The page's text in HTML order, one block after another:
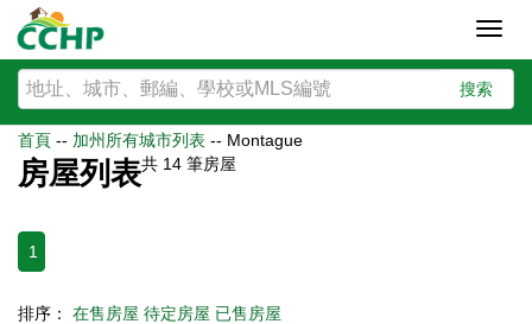
搜索
首頁 -- 加州所有城市列表 -- Montague
房屋列表共 14 筆房屋
1
排序： 在售房屋 待定房屋 已售房屋